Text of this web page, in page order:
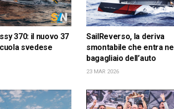
370: il nuovo 37
svedese
SailReverso, la deriva
smontabile che entra nel
bagagliaio dell’auto
23 MAR 2026